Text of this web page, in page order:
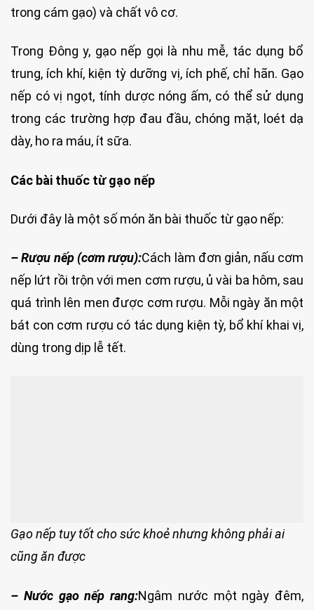
trong cám gạo) và chất vô cơ.
Trong Đông y, gạo nếp gọi là nhu mễ, tác dụng bổ
trung, ích khí, kiện tỳ dưỡng vị, ích phế, chỉ hãn. Gạo
nếp có vị ngọt, tính dược nóng ấm, có thể sử dụng
trong các trường hợp đau đầu, chóng mặt, loét dạ
dày, ho ra máu, ít sữa.
Các bài thuốc từ gạo nếp
Dưới đây là một số món ăn bài thuốc từ gạo nếp:
– Rượu nếp (cơm rượu):Cách làm đơn giản, nấu cơm
nếp lứt rồi trộn với men cơm rượu, ủ vài ba hôm, sau
quá trình lên men được cơm rượu. Mỗi ngày ăn một
bát con cơm rượu có tác dụng kiện tỳ, bổ khí khai vị,
dùng trong dịp lễ tết.
Gạo nếp tuy tốt cho sức khoẻ nhưng không phải ai
cũng ăn được
– Nước gạo nếp rang:Ngâm nước một ngày đêm,